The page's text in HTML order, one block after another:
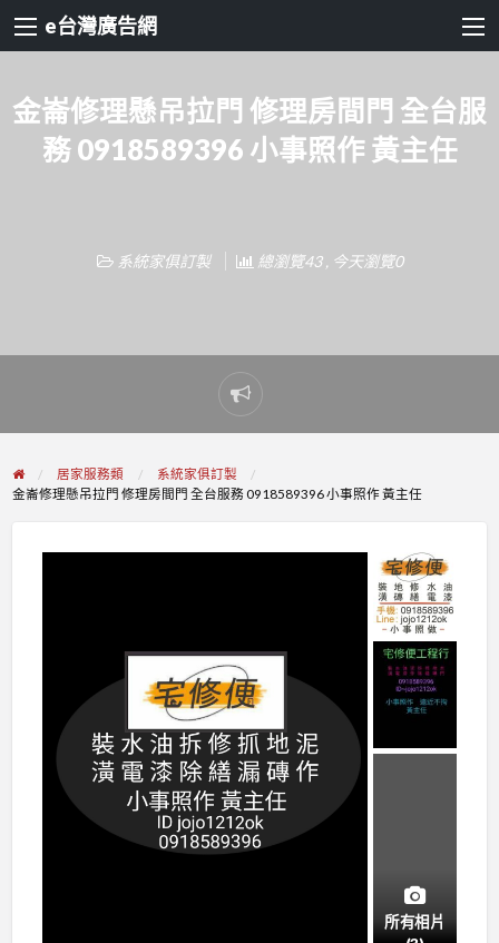
e台灣廣告網
金崙修理懸吊拉門 修理房間門 全台服
務 0918589396 小事照作 黃主任
系統家俱訂製 總瀏覽43 , 今天瀏覽0
Report
problem
居家服務類
系統家俱訂製
金崙修理懸吊拉門 修理房間門 全台服務 0918589396 小事照作 黃主任
所有相片